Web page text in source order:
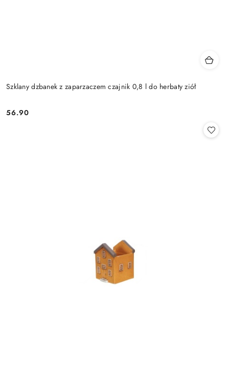
Szklany dzbanek z zaparzaczem czajnik 0,8 l do herbaty ziół
Cena:
56.90